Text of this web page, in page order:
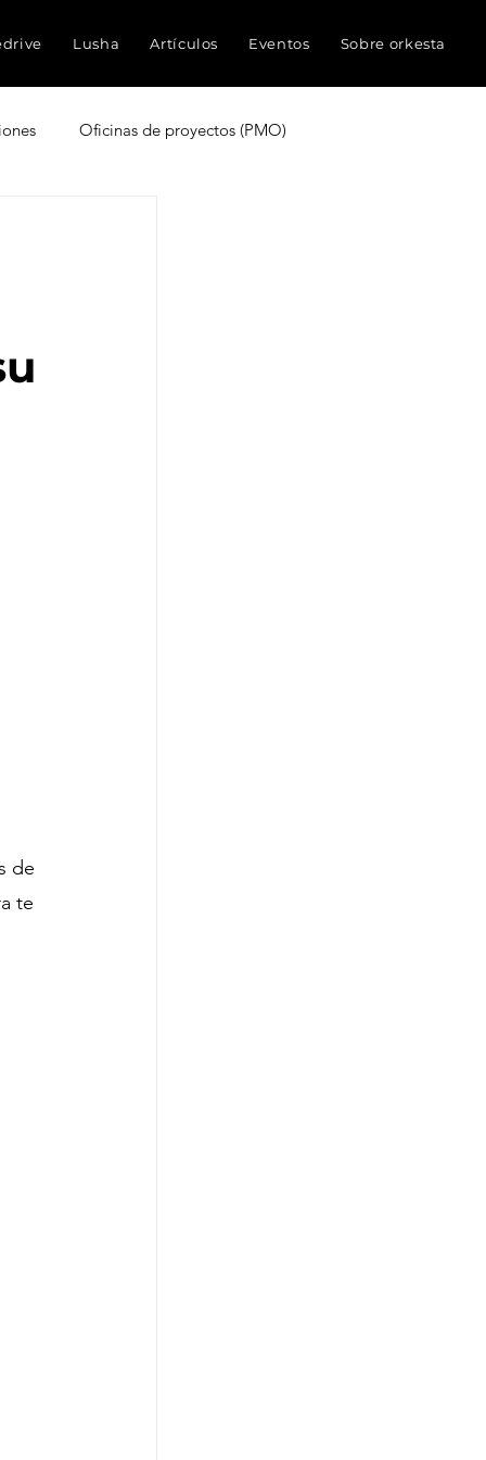
Lusha Artículos Eventos Sobre orkesta
Oficinas de proyectos (PMO)
Redes sociales
de
te